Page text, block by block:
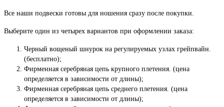
Все наши подвески готовы для ношения сразу после покупки.
Выберите один из четырех вариантов при оформлении заказа:
Черный вощеный шнурок на регулируемых узлах грейпвайн.
(бесплатно);
Фирменная серебряная цепь крупного плетения. (цена
определяется в зависимости от длины);
Фирменная серебряная цепь среднего плетения. (цена
определяется в зависимости от длины);